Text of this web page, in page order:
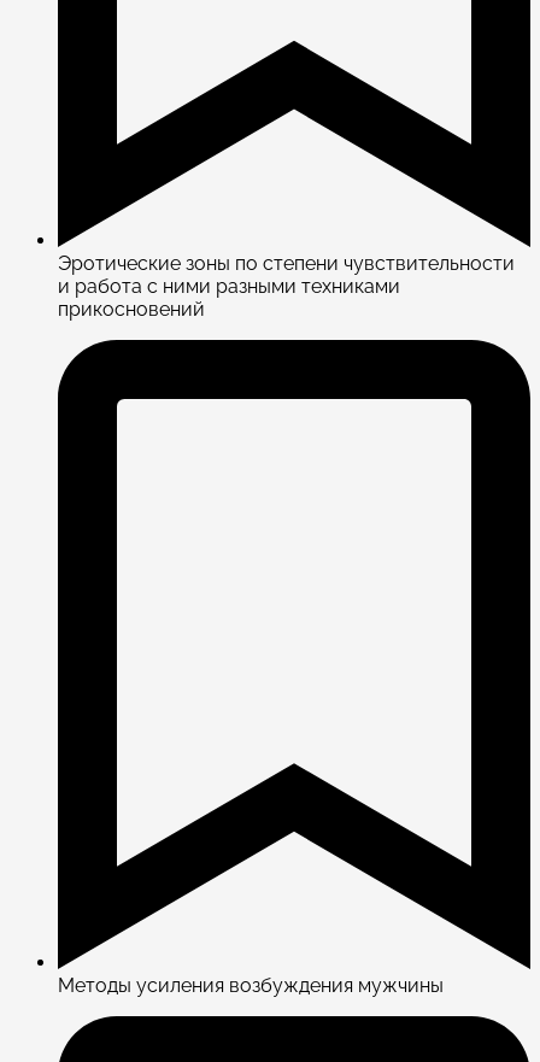
Эротические зоны по степени чувствительности
и работа с ними разными техниками
прикосновений
Методы усиления возбуждения мужчины